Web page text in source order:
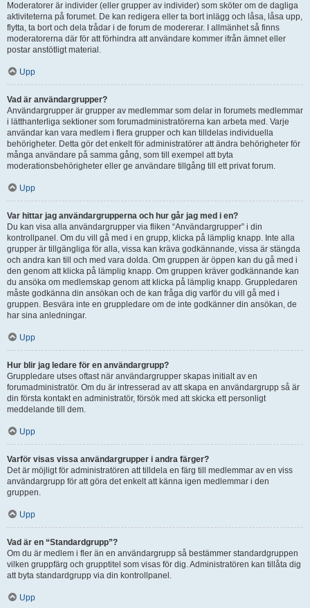
Moderatorer är individer (eller grupper av individer) som sköter om de dagliga
aktiviteterna på forumet. De kan redigera eller ta bort inlägg och låsa, låsa upp,
flytta, ta bort och dela trådar i de forum de modererar. I allmänhet så finns
moderatorerna där för att förhindra att användare kommer ifrån ämnet eller
postar anstötligt material.
Upp
Vad är användargrupper?
Användargrupper är grupper av medlemmar som delar in forumets medlemmar
i lätthanterliga sektioner som forumadministratörerna kan arbeta med. Varje
användar kan vara medlem i flera grupper och kan tilldelas individuella
behörigheter. Detta gör det enkelt för administratörer att ändra behörigheter för
många användare på samma gång, som till exempel att byta
moderationsbehörigheter eller ge användare tillgång till ett privat forum.
Upp
Var hittar jag användargrupperna och hur går jag med i en?
Du kan visa alla användargrupper via fliken “Användargrupper” i din
kontrollpanel. Om du vill gå med i en grupp, klicka på lämplig knapp. Inte alla
grupper är tillgängliga för alla, vissa kan kräva godkännande, vissa är stängda
och andra kan till och med vara dolda. Om gruppen är öppen kan du gå med i
den genom att klicka på lämplig knapp. Om gruppen kräver godkännande kan
du ansöka om medlemskap genom att klicka på lämplig knapp. Gruppledaren
måste godkänna din ansökan och de kan fråga dig varför du vill gå med i
gruppen. Besvära inte en gruppledare om de inte godkänner din ansökan, de
har sina anledningar.
Upp
Hur blir jag ledare för en användargrupp?
Gruppledare utses oftast när användargrupper skapas initialt av en
forumadministratör. Om du är intresserad av att skapa en användargrupp så är
din första kontakt en administratör, försök med att skicka ett personligt
meddelande till dem.
Upp
Varför visas vissa användargrupper i andra färger?
Det är möjligt för administratören att tilldela en färg till medlemmar av en viss
användargrupp för att göra det enkelt att känna igen medlemmar i den
gruppen.
Upp
Vad är en “Standardgrupp”?
Om du är medlem i fler än en användargrupp så bestämmer standardgruppen
vilken gruppfärg och grupptitel som visas för dig. Administratören kan tillåta dig
att byta standardgrupp via din kontrollpanel.
Upp